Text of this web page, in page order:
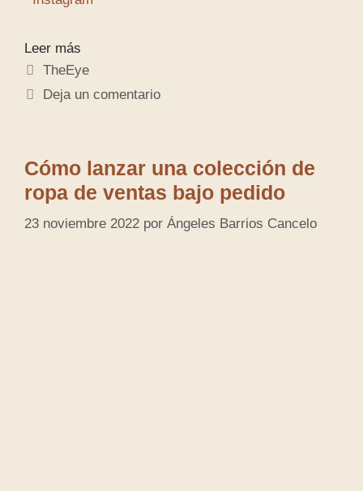
Leer más
TheEye
Deja un comentario
Cómo lanzar una colección de
ropa de ventas bajo pedido
23 noviembre 2022 por Ángeles Barrios Cancelo